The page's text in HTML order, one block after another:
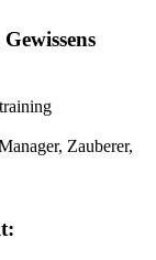
Zauberer,